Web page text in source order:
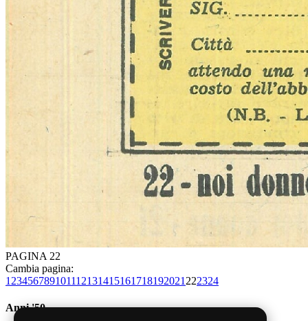
PAGINA 22
Cambia pagina:
1 23456789101112131415161718192021 222324
Anni '50